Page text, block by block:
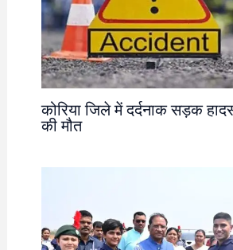
कोरिया जिले में दर्दनाक सड़क
की मौत